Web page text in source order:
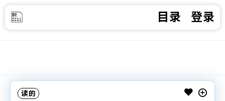
目录 登录
读的